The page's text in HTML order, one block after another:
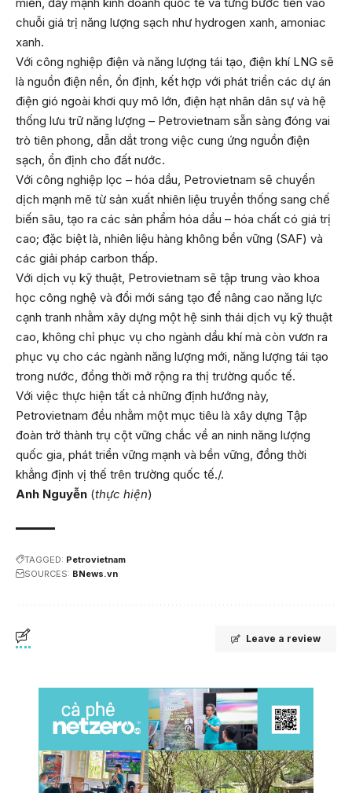
chuỗi giá trị năng lượng sạch như hydrogen xanh, amoniac
xanh.
Với công nghiệp điện và năng lượng tái tạo, điện khí LNG sẽ
là nguồn điện nền, ổn định, kết hợp với phát triển các dự án
điện gió ngoài khơi quy mô lớn, điện hạt nhân dân sự và hệ
thống lưu trữ năng lượng – Petrovietnam sẵn sàng đóng vai
trò tiên phong, dẫn dắt trong việc cung ứng nguồn điện
sạch, ổn định cho đất nước.
Với công nghiệp lọc – hóa dầu, Petrovietnam sẽ chuyển
dịch mạnh mẽ từ sản xuất nhiên liệu truyền thống sang chế
biến sâu, tạo ra các sản phẩm hóa dầu – hóa chất có giá trị
cao; đặc biệt là, nhiên liệu hàng không bền vững (SAF) và
các giải pháp carbon thấp.
Với dịch vụ kỹ thuật, Petrovietnam sẽ tập trung vào khoa
học công nghệ và đổi mới sáng tạo để nâng cao năng lực
cạnh tranh nhằm xây dựng một hệ sinh thái dịch vụ kỹ thuật
cao, không chỉ phục vụ cho ngành dầu khí mà còn vươn ra
phục vụ cho các ngành năng lượng mới, năng lượng tái tạo
trong nước, đồng thời mở rộng ra thị trường quốc tế.
Với việc thực hiện tất cả những định hướng này,
Petrovietnam đều nhằm một mục tiêu là xây dựng Tập
đoàn trở thành trụ cột vững chắc về an ninh năng lượng
quốc gia, phát triển vững mạnh và bền vững, đồng thời
khẳng định vị thế trên trường quốc tế./.
Anh Nguyễn (thực hiện)
TAGGED: Petrovietnam
SOURCES: BNews.vn
Leave a review